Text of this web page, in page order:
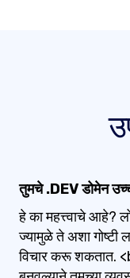
तुमचे .DEV डोमेन
हे का महत्त्वाचे आहे?
ज्यामुळे ते अशा गोष्टी
विचार करू शकतात.